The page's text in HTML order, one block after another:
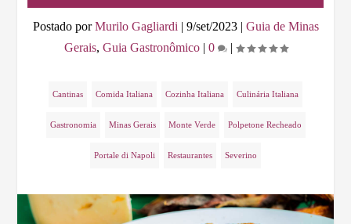
Postado porMurilo Gagliardi | 9/set/2023| Guia de Minas
Gerais, Guia Gastronômico| 0 |
Cantinas Comida Italiana Cozinha Italiana Culinária Italiana
Gastronomia Minas Gerais Monte Verde Polpetone Recheado
Portale di Napoli Restaurantes Severino